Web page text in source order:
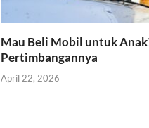
Mau Beli Mobil untuk
Pertimbangannya
April 22, 2026